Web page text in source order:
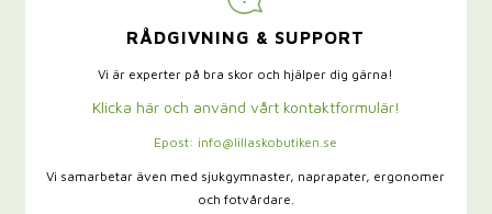
RÅDGIVNING & SUPPORT
Vi är experter på bra skor och hjälper dig gärna!
Klicka här och använd vårt kontaktformulär!
Epost: info@lillaskobutiken.se
Vi samarbetar även med sjukgymnaster, naprapater, ergonomer
och fotvårdare.